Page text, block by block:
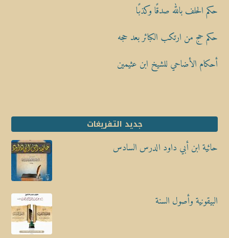
حكم الحلف بالله صدقًا وكذبًا
حكم حج من ارتكب الكبائر بعد حجه
أحكام الأضاحي للشيخ ابن عثيمين
جديد التفريغات
حائية ابن أبي داود الدرس السادس
البيقونية وأصول السنة